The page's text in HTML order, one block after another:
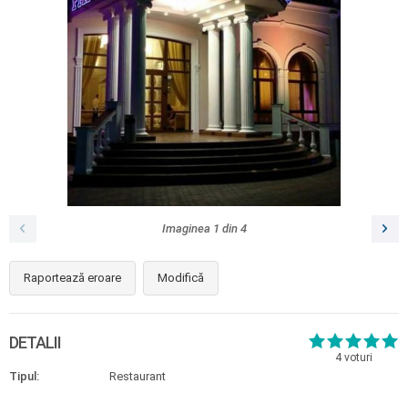
Imaginea 1 din 4
Raportează eroare Modifică
4voturi
DETALII
Tipul:
Restaurant